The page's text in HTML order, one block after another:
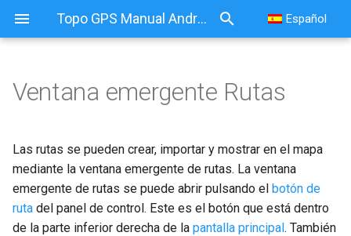
Topo GPS Manual Android Español
Ventana emergente Rutas
Las rutas se pueden crear, importar y mostrar en el mapa
mediante la ventana emergente de rutas. La ventana
emergente de rutas se puede abrir pulsando el botón de
ruta del panel de control. Este es el botón que está dentro
de la parte inferior derecha de la pantalla principal. También